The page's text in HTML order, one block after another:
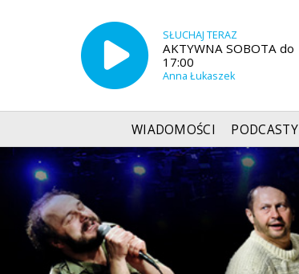
SŁUCHAJ TERAZ
AKTYWNA SOBOTA do
17:00
Anna Łukaszek
WIADOMOŚCI PODCASTY